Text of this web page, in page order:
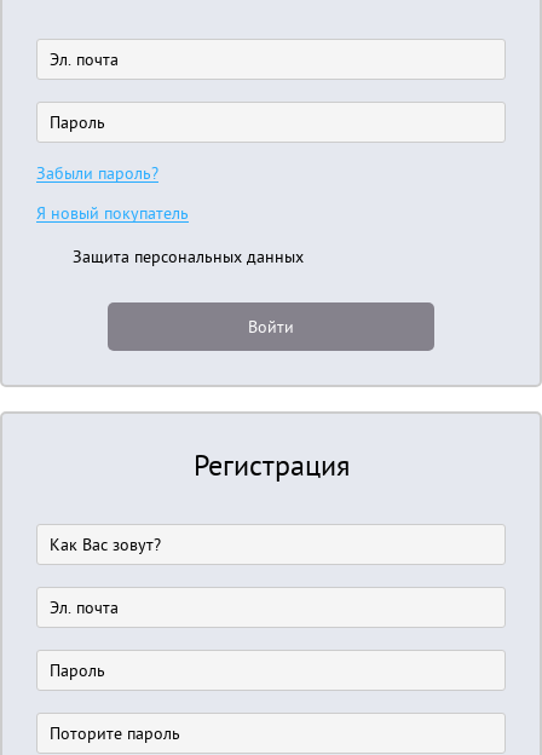
Забыли пароль?
Я новый покупатель
Защита персональных данных
Регистрация